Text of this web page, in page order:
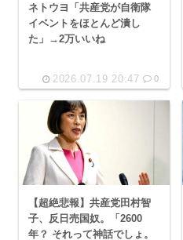
ネトウヨ「共産党が自衛隊
イベントをほとんど潰し
た」→2万いいね
2026.07.19 20:47 0
【超絶悲報】共産党田村智
子、反日売国奴。「2600
年？ それって神話でしょ。